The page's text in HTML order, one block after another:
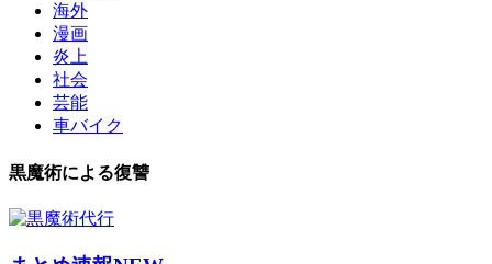
海外
漫画
炎上
社会
芸能
車バイク
黒魔術による復讐